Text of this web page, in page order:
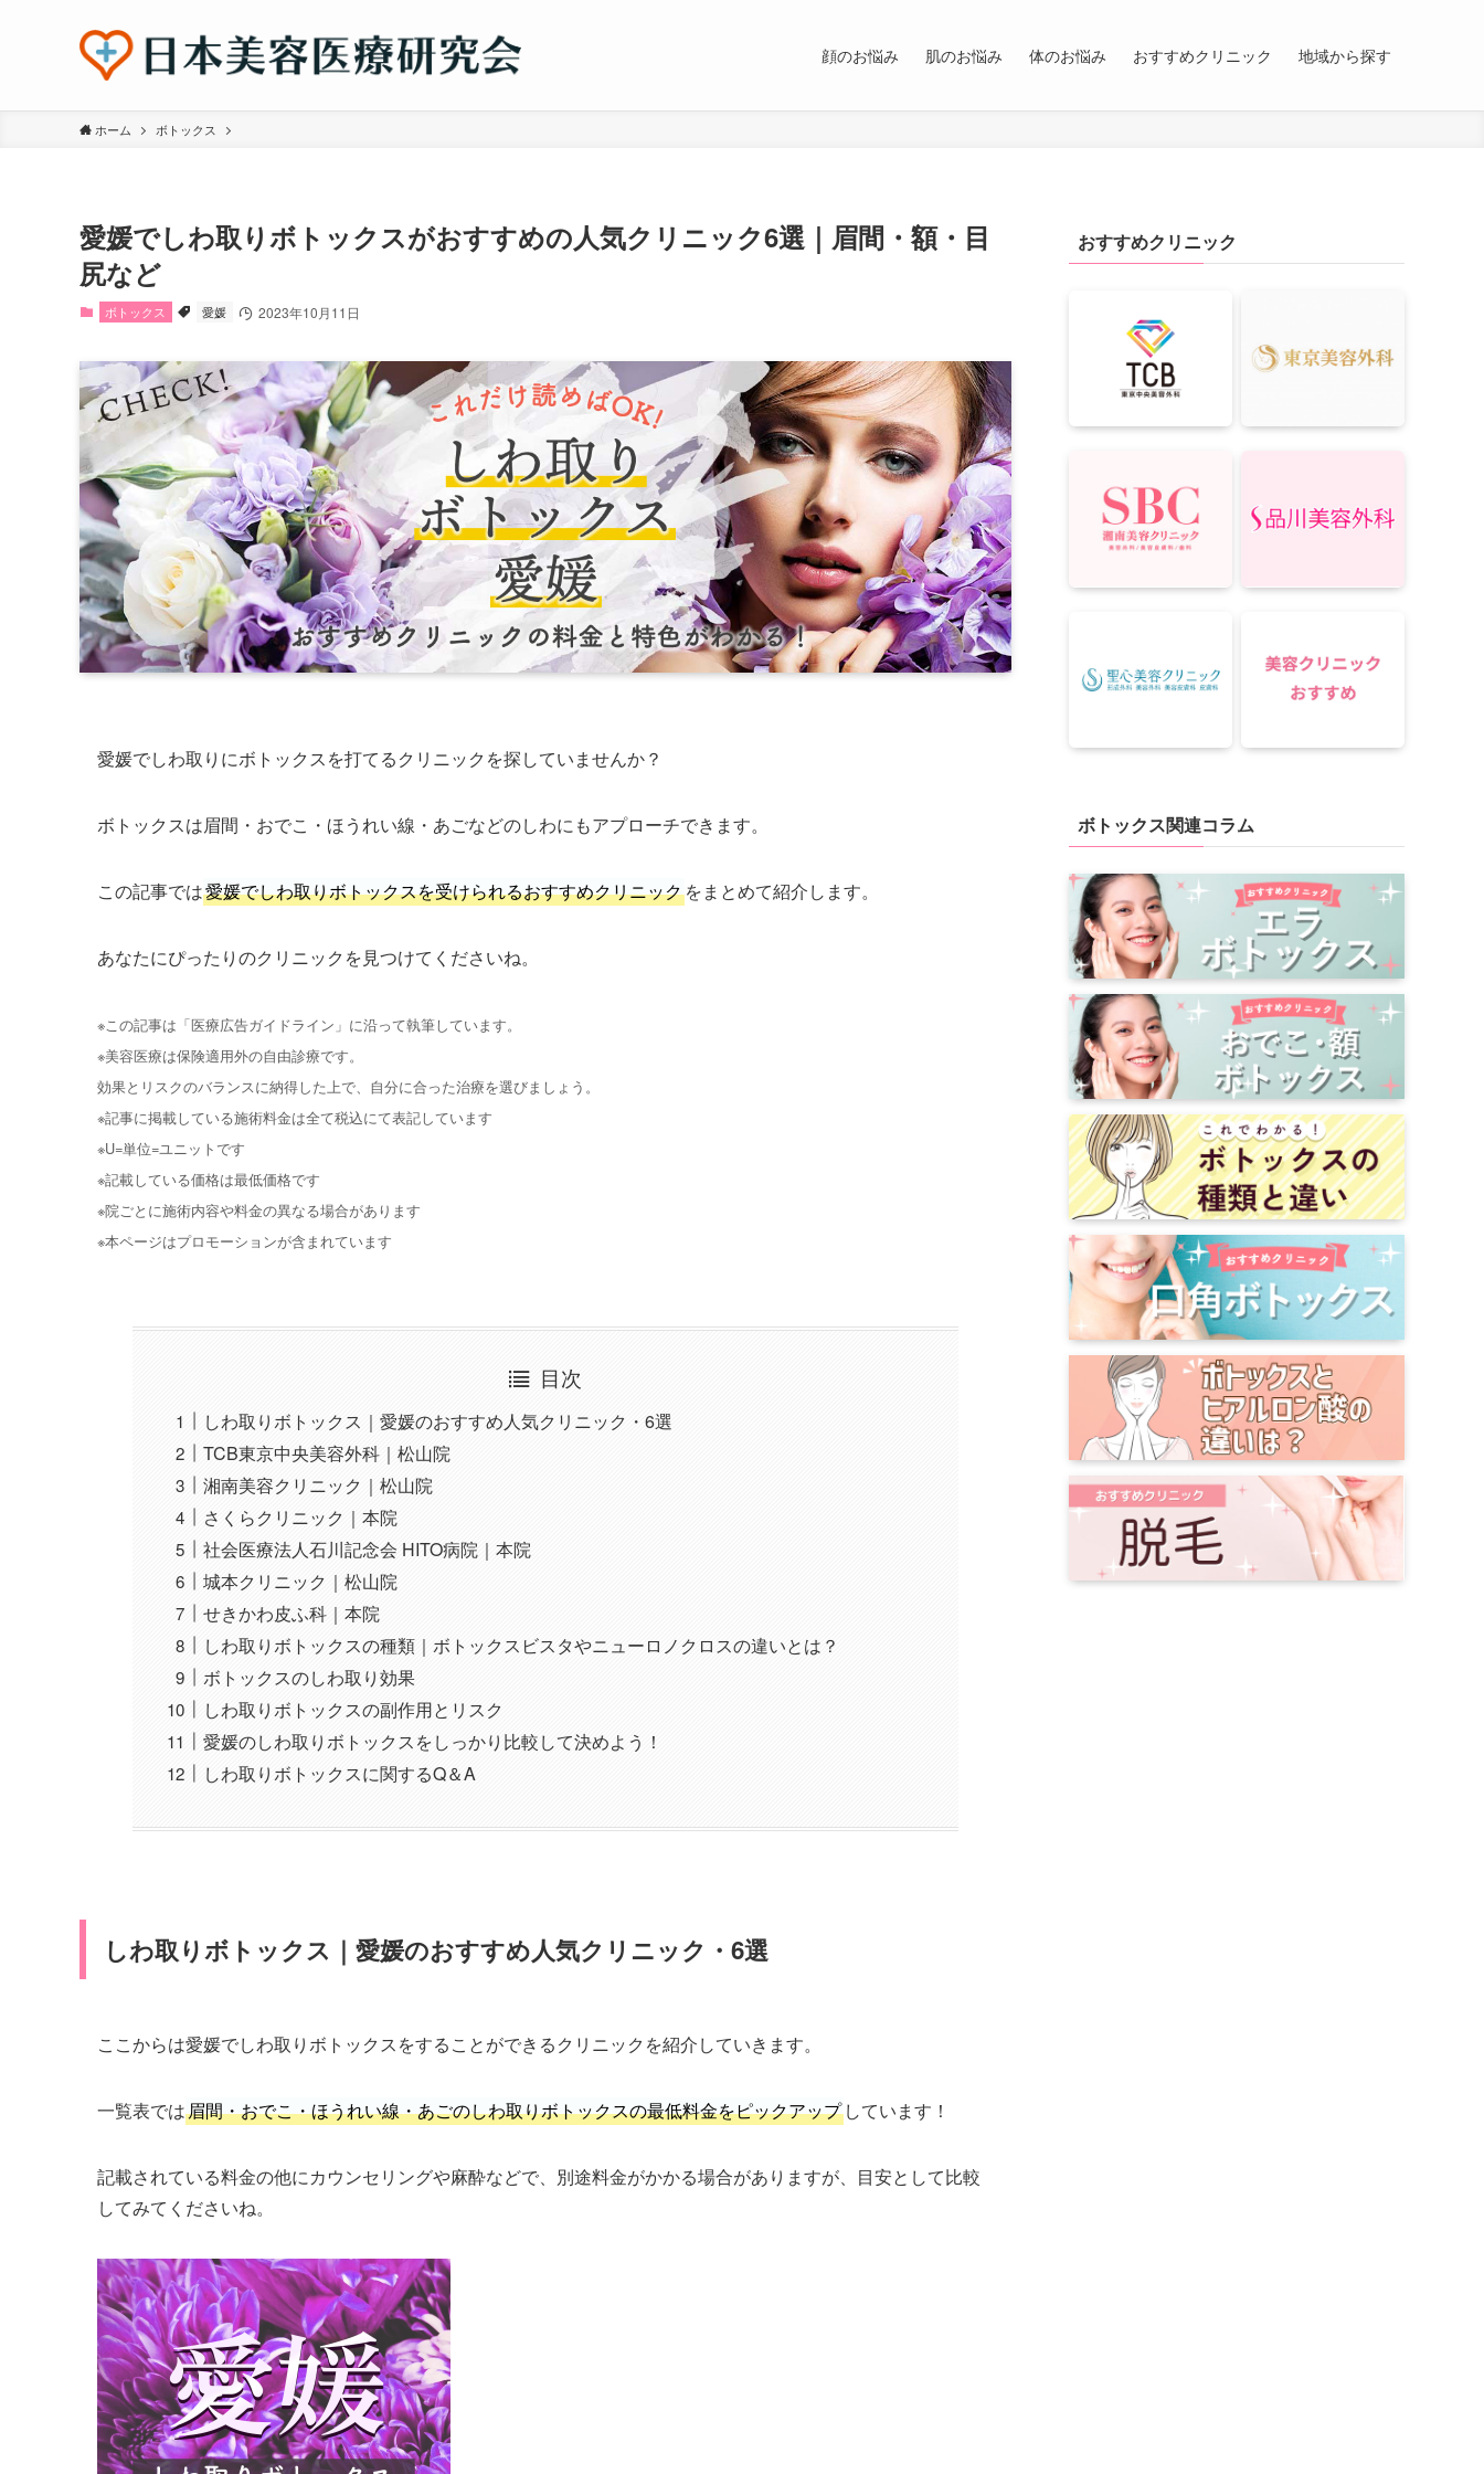
顔のお悩み 肌のお悩み 体のお悩み おすすめクリニック 地域から探す
ホーム ボトックス
愛媛でしわ取りボトックスがおすすめの人気クリニック6選｜眉間・額・目
尻など
ボトックス 愛媛 2023年10月11日
愛媛でしわ取りにボトックスを打てるクリニックを探していませんか？
ボトックスは眉間・おでこ・ほうれい線・あごなどのしわにもアプローチできます。
この記事では愛媛でしわ取りボトックスを受けられるおすすめクリニックをまとめて紹介します。
あなたにぴったりのクリニックを見つけてくださいね。
※この記事は「医療広告ガイドライン」に沿って執筆しています。
※美容医療は保険適用外の自由診療です。
効果とリスクのバランスに納得した上で、自分に合った治療を選びましょう。
※記事に掲載している施術料金は全て税込にて表記しています
※U=単位=ユニットです
※記載している価格は最低価格です
※院ごとに施術内容や料金の異なる場合があります
※本ページはプロモーションが含まれています
目次
しわ取りボトックス｜愛媛のおすすめ人気クリニック・6選
TCB東京中央美容外科｜松山院
湘南美容クリニック｜松山院
さくらクリニック｜本院
社会医療法人石川記念会 HITO病院｜本院
城本クリニック｜松山院
せきかわ皮ふ科｜本院
しわ取りボトックスの種類｜ボトックスビスタやニューロノクロスの違いとは？
ボトックスのしわ取り効果
しわ取りボトックスの副作用とリスク
愛媛のしわ取りボトックスをしっかり比較して決めよう！
しわ取りボトックスに関するQ＆A
しわ取りボトックス｜愛媛のおすすめ人気クリニック・6選
ここからは愛媛でしわ取りボトックスをすることができるクリニックを紹介していきます。
一覧表では眉間・おでこ・ほうれい線・あごのしわ取りボトックスの最低料金をピックアップ しています！
記載されている料金の他にカウンセリングや麻酔などで、別途料金がかかる場合がありますが、目安として比較
してみてくださいね。
おすすめクリニック
ボトックス関連コラム